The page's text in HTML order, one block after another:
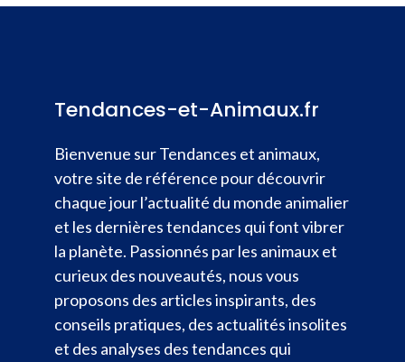
Tendances-et-Animaux.fr
Bienvenue sur Tendances et animaux,
votre site de référence pour découvrir
chaque jour l’actualité du monde animalier
et les dernières tendances qui font vibrer
la planète. Passionnés par les animaux et
curieux des nouveautés, nous vous
proposons des articles inspirants, des
conseils pratiques, des actualités insolites
et des analyses des tendances qui